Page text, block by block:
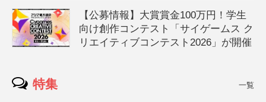
【公募情報】大賞賞金100万円！学生
向け創作コンテスト「サイゲームス ク
リエイティブコンテスト2026」が開催
特集 一覧